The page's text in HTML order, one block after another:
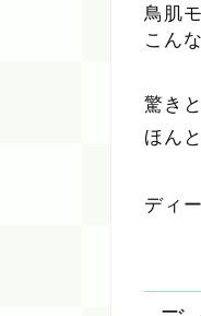
鳥肌
こん
驚き
ほん
ディ